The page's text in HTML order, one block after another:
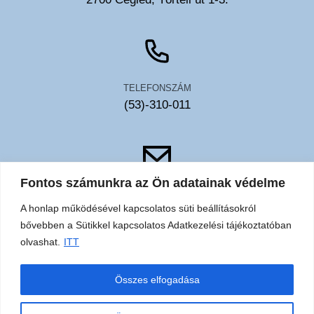
Fontos számunkra az Ön adatainak védelme
A honlap működésével kapcsolatos süti beállításokról
bővebben a Sütikkel kapcsolatos Adatkezelési tájékoztatóban
olvashat.
ITT
Összes elfogadása
TELEFONSZÁM
(53)-310-011
toldy@toldykorhaz.hu
AkadálymentesítésiKözérdekű
adatok
Elérhetőségek
Sütik
tájékoztató